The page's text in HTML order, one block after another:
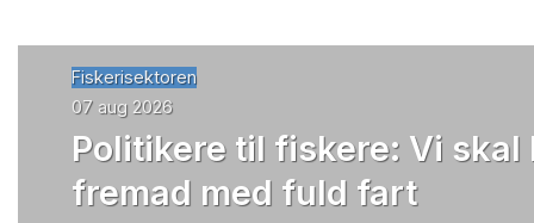
Fiskerisektoren
07 aug 2026
Politikere til fiskere: Vi skal
fremad med fuld fart